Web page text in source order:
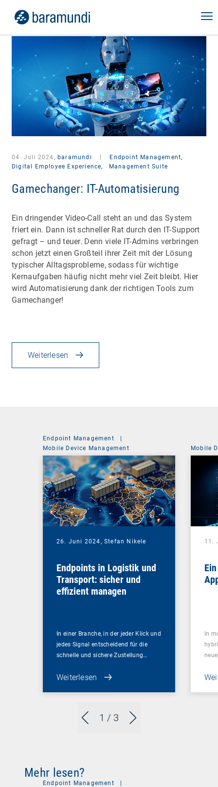
04. Juli 2024, baramundi
Endpoint Management,
Digital Employee Experience,
Management Suite
Gamechanger: IT-Automatisierung
Ein dringender Video-Call steht an und das System
friert ein. Dann ist schneller Rat durch den IT-Support
gefragt – und teuer. Denn viele IT-Admins verbringen
schon jetzt einen Großteil ihrer Zeit mit der Lösung
typischer Alltagsprobleme, sodass für wichtige
Kernaufgaben häufig nicht mehr viel Zeit bleibt. Hier
wird Automatisierung dank der richtigen Tools zum
Gamechanger!
Weiterlesen
1 / 3
Endpoint Management
Mobile Device Management
26. Juni 2024, Stefan Nikele
Endpoints in Logistik und
Transport: sicher und
effizient managen
In einer Branche, in der jeder Klick und
jedes Signal entscheidend für die
schnelle und sichere Zustellung…
Weiterlesen
Mobile
11.
In
Mehr lesen?
Endpoint Management